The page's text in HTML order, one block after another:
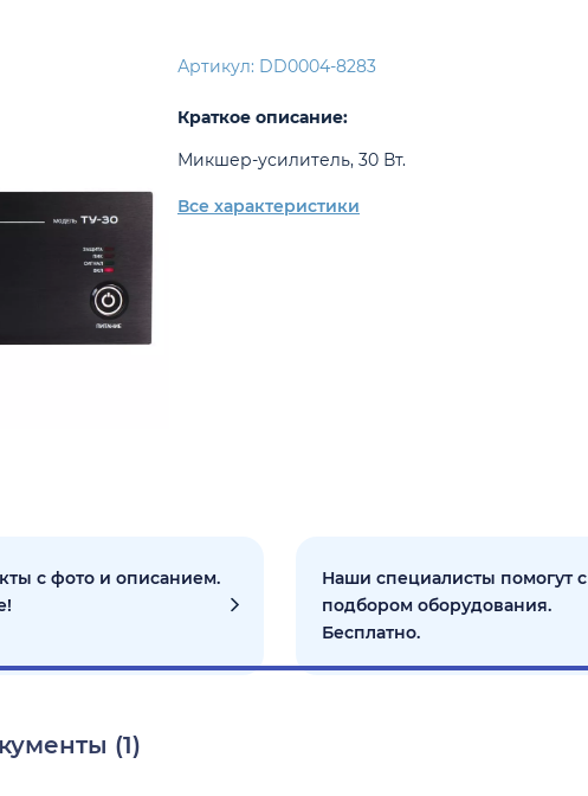
Артикул: DD0004-8283
Краткое описание:
Микшер-усилитель, 30 Вт.
Все характеристики
с фото и описанием.
Наши специалисты помогут с
подбором оборудования.
Бесплатно.
(1)